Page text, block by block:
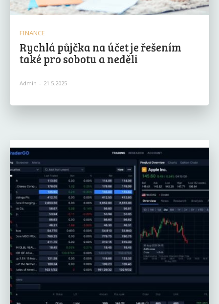
FINANCE
Rychlá půjčka na účet je řešením
také pro sobotu a neděli
Admin - 21.5.2025